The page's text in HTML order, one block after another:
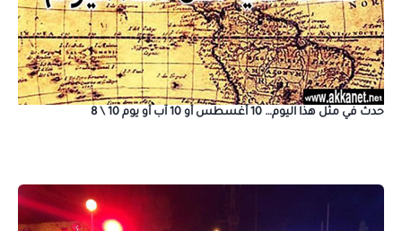
حدث في مثل هذا اليوم… 10 أغسطس أو 10 آب أو يوم 10 \ 8